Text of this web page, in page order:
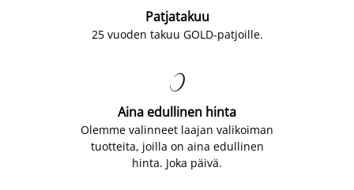
Patjatakuu
25 vuoden takuu GOLD-patjoille.

Aina edullinen hinta
Olemme valinneet laajan valikoiman
tuotteita, joilla on aina edullinen
hinta. Joka päivä.